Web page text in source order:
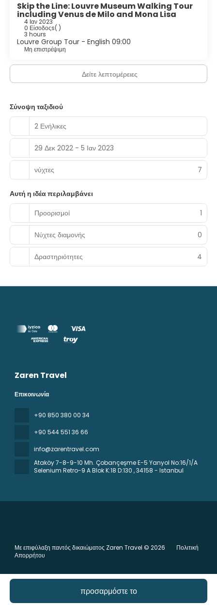
προσαρμόστε το
Skip the Line: Louvre Museum Walking Tour
including Venus de Milo and Mona Lisa
4 Ιαν 2023
0 Είσοδοςs( )
3 hours
Louvre Group Tour - English 09:00
Μη επιστρέψιμη
Δείτε λεπτομέρειες
Σύνοψη ταξιδιού
2 Ενήλικες
29 Δεκ 2022 - 5 Ιαν 2023
νύχτες 7
Αυτή η ιδέα περιλαμβάνει
Προορισμοί
1
Νύχτες διαμονής 0
Δραστηριότητες 4
Zaren Travel
Επικοινωνία
+90 850 380 00 34
+90 544 551 36 66
info@zarentravel.com
Ataköy 7-8-9-10 Mh. Çobançeşme E-5 Yanyol No:16/1/A
Selenium Retro-9 A Blok K:18 D:130 , 34158 - Istanbul
Με επιφύλαξη παντός δικαιώματος Zaren Travel © 2026
Πολιτική
Απορρήτου